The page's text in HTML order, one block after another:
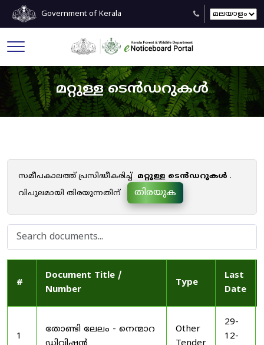
Government of Kerala
മറ്റുള്ള ടെൻഡറുകൾ
സമീപകാലത്ത് പ്രസിദ്ധീകരിച്ച് മറ്റുള്ള ടെൻഡറുകൾ .
വിപുലമായി തിരയുന്നതിന്
തിരയുക
#
Document Title /
Number
Type
Last
Date
1
തോണ്ടി ലേലം - നെന്മാറ
Other
29-
12-